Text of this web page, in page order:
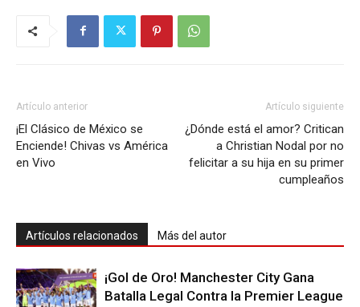
Artículo anterior
¡El Clásico de México se
Enciende! Chivas vs América
en Vivo
Artículo siguiente
¿Dónde está el amor? Critican
a Christian Nodal por no
felicitar a su hija en su primer
cumpleaños
Artículos relacionados Más del autor
¡Gol de Oro! Manchester City Gana
Batalla Legal Contra la Premier League